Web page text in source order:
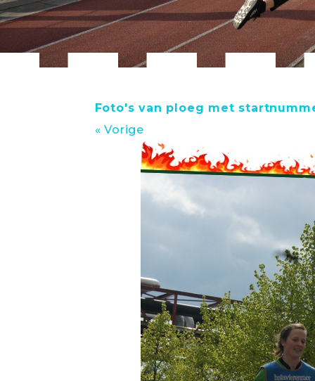
Foto's van ploeg met
« Vorige